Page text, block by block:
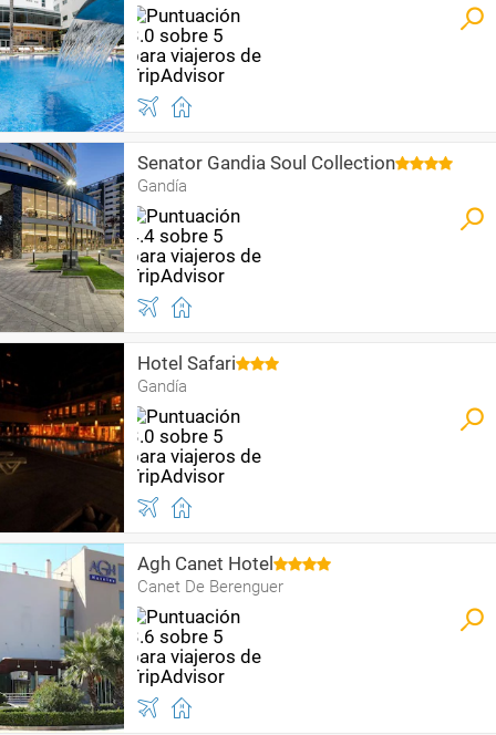
Senator Gandia Soul Collection
Gandía
Hotel Safari
Gandía
Agh Canet Hotel
Canet De Berenguer